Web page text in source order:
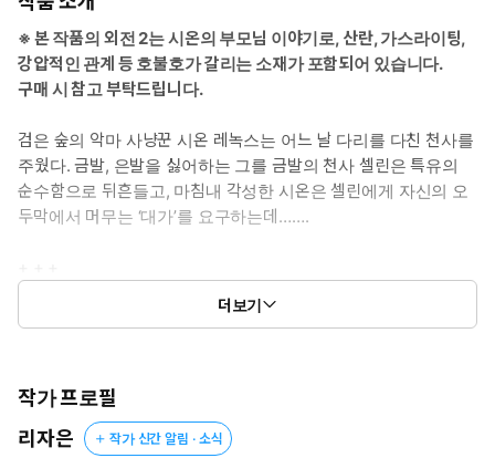
그의 집착을 받게 된다.
*이럴 때 보세요: 순진한 천사에게 러브 라이팅을 당한 반쪽짜리 악
마의 집착이 보고 싶을 때.
*공감 글귀: 【난 순결한 네가 저지른 유일한 죄가 될 거야.】
※ 본 작품의 외전 2는 시온의 부모님 이야기로, 산란, 가스라이팅,
강압적인 관계 등 호불호가 갈리는 소재가 포함되어 있습니다.
구매 시 참고 부탁드립니다.
검은 숲의 악마 사냥꾼 시온 레녹스는 어느 날 다리를 다친 천사를
주웠다. 금발, 은발을 싫어하는 그를 금발의 천사 셀린은 특유의
순수함으로 뒤흔들고, 마침내 각성한 시온은 셀린에게 자신의 오
두막에서 머무는 ‘대가’를 요구하는데…….
【그래? 그럼 한번 빨아볼래, 셀린?】
셀린의 눈이 휘둥그레지자, 시온이 바지의 버클을 풀었다.
더보기
작가 프로필
리자은
작가 신간 알림 · 소식